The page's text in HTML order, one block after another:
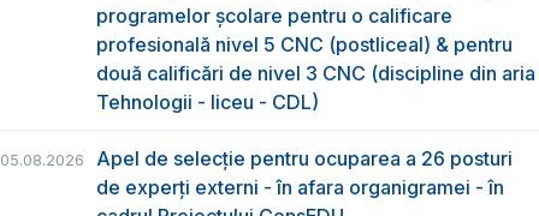
programelor școlare pentru o calificare
profesională nivel 5 CNC (postliceal) & pentru
două calificări de nivel 3 CNC (discipline din aria
Tehnologii - liceu - CDL)
05.08.2026
Apel de selecție pentru ocuparea a 26 posturi
de experți externi - în afara organigramei - în